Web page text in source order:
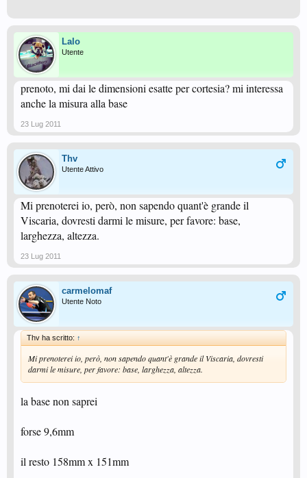
Lalo
Utente
prenoto, mi dai le dimensioni esatte per cortesia? mi interessa
anche la misura alla base
23 Lug 2011
Thv
Utente Attivo
Mi prenoterei io, però, non sapendo quant'è grande il
Viscaria, dovresti darmi le misure, per favore: base,
larghezza, altezza.
23 Lug 2011
carmelomaf
Utente Noto
Thv ha scritto: ↑
Mi prenoterei io, però, non sapendo quant'è grande il Viscaria, dovresti
darmi le misure, per favore: base, larghezza, altezza.
la base non saprei
forse 9,6mm
il resto 158mm x 151mm